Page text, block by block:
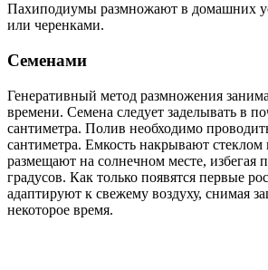
Пахиподиумы размножают в домашних
или черенками.
Семенами
Генеративный метод размножения
времени. Семена следует заделывать в
сантиметра. Полив необходимо
сантиметра. Емкость накрывают
размещают на солнечном месте, избегая
градусов. Как только появятся первые
адаптируют к свежему воздуху, снимая
некоторое время.